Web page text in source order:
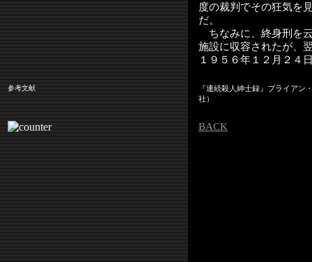
度の裁判でその狂気を
だ。
ちなみに、終身刑を
施設に収容されたが、
１９５６年１２月２４
参考文献
『連続殺人紳士録』ブライア
社）
BACK